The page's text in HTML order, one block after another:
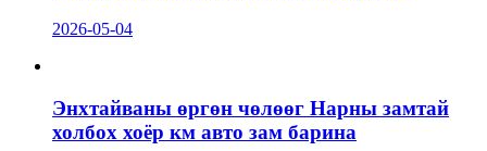
2026-05-04
Энхтайваны өргөн чөлөөг Нарны замтай
холбох хоёр км авто зам барина